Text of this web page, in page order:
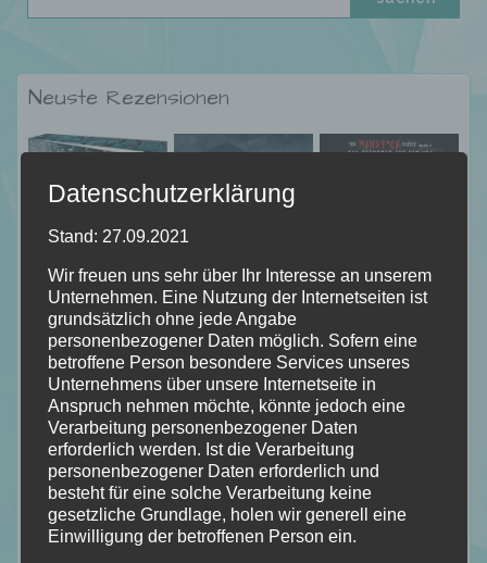
Neuste Rezensionen
Datenschutzerklärung
Stand: 27.09.2021
Wir freuen uns sehr über Ihr Interesse an unserem
Unternehmen. Eine Nutzung der Internetseiten ist
grundsätzlich ohne jede Angabe
personenbezogener Daten möglich. Sofern eine
betroffene Person besondere Services unseres
Unternehmens über unsere Internetseite in
Anspruch nehmen möchte, könnte jedoch eine
Verarbeitung personenbezogener Daten
erforderlich werden. Ist die Verarbeitung
personenbezogener Daten erforderlich und
besteht für eine solche Verarbeitung keine
gesetzliche Grundlage, holen wir generell eine
Einwilligung der betroffenen Person ein.